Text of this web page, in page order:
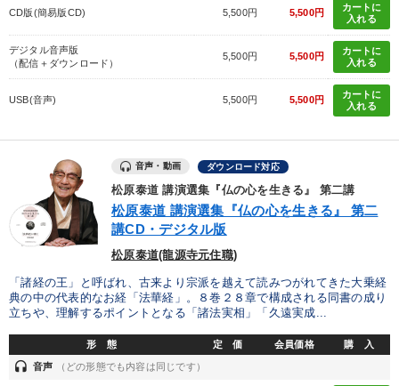
【5月】音声・映像 【2月】音声・映像
【2026年7月】音声・映像ご案内商品
製造業 卸売・小売・飲食業 建設・不動産業
IT・サービス・金融業 コンサルタント 専門家
相続・事業承継 商品開発 株式市場 生き方の指針
リピート
CD版(簡易版CD) 5,500円 5,500円
カートに
入れる
デジタル音声版
（配信＋ダウンロード）
5,500円 5,500円
カートに
入れる
USB(音声) 5,500円 5,500円
カートに
入れる
音声・動画 ダウンロード対応
松原泰道 講演選集『仏の心を生きる』 第二講
松原泰道 講演選集『仏の心を生きる』 第二
講CD・デジタル版
松原泰道(龍源寺元住職)
「諸経の王」と呼ばれ、古来より宗派を越えて読みつがれてきた大乗経
典の中の代表的なお経「法華経」。８巻２８章で構成される同書の成り
立ちや、理解するポイントとなる「諸法実相」「久遠実成...
形 態 定 価 会員価格 購 入
headset 音声 （どの形態でも内容は同じです）